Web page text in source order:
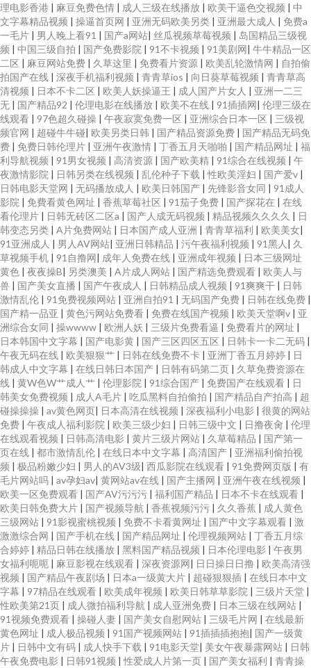
理电影香港 | 麻豆免费色情 | 成人三级在线播放 | 欧美干逼色交视频 | 中
文字幕精品视频 | 操逼首页网 | 亚洲无码欧美另类 | 亚洲最大成人 | 免费a
一毛片 | 男人晚上看91 | 国产a网站| 丝瓜视频草莓视频 | 岛国精品三级视
频 | 中国三级自拍 | 国产免费影院 | 91不卡视频 | 91美剧网| 牛牛精品一区
二区 | 麻豆网站免费 | 久草这里 | 免费看片资源 | 欧美乱轮激情网 | 自拍偷
拍国产在线 | 深夜手机福利视频 | 青青草ios | 向日葵草莓视频 | 青青草高
清视频 | 日本不卡二区 | 欧美人妖操逼王 | 成人国产片女人 | 亚洲一二三
无 | 国产精品92 | 伦理电影在线播放 | 欧美不在线 | 91插插网| 伦理三级在
线观看 | 97色超久碰操 | 午夜寂寞免费一区 | 亚洲综合日本一区 | 三级视
频官网 | 超碰牛牛碰| 欧美另类日韩 | 国产精品资源免费 | 国产精品无码免
费 | 免费日韩伦理片 | 亚洲午夜激情 | 丁香五月天啪啪 | 国产精品网址 | 福
利导航视频 | 91男女视频 | 高清资源 | 国产欧美精 | 91综合在线视频 | 午
夜激情影院 | 日韩另类在线视频 | 乱伦种子下载 |性欧美淫妇 | 国产爱v |
日韩电影天堂网 | 无码播放成人 | 欧美日韩国产 | 先锋影音女同 | 91成人
影院 | 免費看黄色网址 | 香蕉草莓社区 | 91茄子免费 | 国产探花在 | 在线
看伦理片 | 日韩无砖区二区a | 国产人成无码视频 | 精品视频久久久久 | 日
韩变态另类 | A片免费网站 | 日本国产成人亚洲 | 青青草福利 | 欧美美女|
91亚洲成人 | 男人AV网站| 亚洲日韩精品 | 污午夜福利视频 | 91黑人 | 久
草视频手机 | 91自撸网| 成年人免费在线 | 亚洲成年视频 | 日本三级网址
黄色 | 夜夜操B| 另类澳美 | A片成人网站 | 国产精选免费观看 | 欧美人与
兽 | 国产美女直播 | 国产午夜成人 | 日韩精品成人视频 | 91爽爽干 | 日韩
激情乱伦 | 91免费视频网站 | 亚洲自拍91 | 无码国产免费 | 日韩在线免费 |
国产精一品亚 | 黄色污网站免费看 | 免费在线国产视频 | 欧美天堂啊v | 亚
洲综合女同 | 操wwww | 欧洲人妖 | 三级片免费看逼 | 免费看片的网址 |
日本韩国中文字幕 | 国产电影黄 | 国产三区四区五区 | 日韩卡一卡二无码 |
午夜无码在线 | 欧美狠狠艹 | 日韩在线免费不卡 | 亚洲丁香五月婷婷 | 日
韩成人中文字幕 | 在线日韩日本国产 | 日韩有码第二页 | 久草免费资源在
线 | 黄W色W艹成人艹 | 伦理影院 | 91综合国产 | 免费国产在线观看 | 日
韩美女免费视频 | 成人A毛片 | 吃瓜黑料自拍偷拍 | 国产精品自产拍高 | 超
碰操操操 | av黄色网页| 日本高清在线视频 | 深夜福利小电影 | 很黄的网站
免费 | 午夜成人福利影院 | 欧美三级少妇 | 日韩三级中文 | 日撸夜肏 | 伦理
在线观看视频 | 日韩高清电影 | 黄片三级片网站 | 久草莓精品 | 国产第一
页在线 | 都市激情乱伦 | 在线日本中文字幕 | 高清国产 | 亚洲福利偷拍视
频 | 极品粉嫩少妇 | 男人的AV3级| 西瓜影院在线观看 | 91免费网页版 | 有
毛片网站吗 | av孕妇av| 黄网站av在线 | 国产主播网 | 亚洲午夜在线视频 |
欧美一区免费观看 | 国产AV污污污 | 福利国产精品 | 日本不卡在线观看 |
欧美日韩免费大片 | 国产视频导航 | 香蕉视频污污 | 久久香蕉 | 成人黄色
三级网站 | 91影视蜜桃视频 | 免费不卡看黄网址 | 国产中文字幕观看 | 激
激激综合网 | 国产手机在线 | 国产精品网址 | 伦理视频网站 | 丁香五月综
合婷婷 | 精品日韩在线播放 | 黑料国产精品视频 | 日本伦理电影 | 午夜男
女福利呃呃 | 麻豆影视在线观看 | 深夜资源网| 日日操日日撸 | 欧美高清强
视频 | 国产精品午夜剧场 | 日本a一级黄大片 | 超碰狠狠插 | 在线日本中文
字幕 | 97精品在线观看 | 欧美成年视频 | 欧美日韩草草影院 | 三级片天堂 |
性欧美第21页 | 成人微拍福利导航 | 成人亚洲免费 | 日本三级在线网站 |
91视频免费观看 | 操碰人妻 | 国产美女自慰网站 | 三级毛片网 | 在线最新
黄色网址 | 成人极品视频 | 91国产视频网站 | 91插插插抱抱| 国产一级黄
片 | 日韩中文有码 | 成人快手下载 | 91电影天堂| 美女午夜暴露网站 | 日韩
午夜免费电影 | 日韩91视频 |性爱成人片第一页 | 国产美女福利 | 青青操